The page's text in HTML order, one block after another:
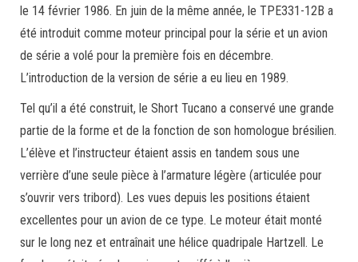
le 14 février 1986. En juin de la même année, le TPE331-12B a
été introduit comme moteur principal pour la série et un avion
de série a volé pour la première fois en décembre.
L’introduction de la version de série a eu lieu en 1989.
Tel qu’il a été construit, le Short Tucano a conservé une grande
partie de la forme et de la fonction de son homologue brésilien.
L’élève et l’instructeur étaient assis en tandem sous une
verrière d’une seule pièce à l’armature légère (articulée pour
s’ouvrir vers tribord). Les vues depuis les positions étaient
excellentes pour un avion de ce type. Le moteur était monté
sur le long nez et entraînait une hélice quadripale Hartzell. Le